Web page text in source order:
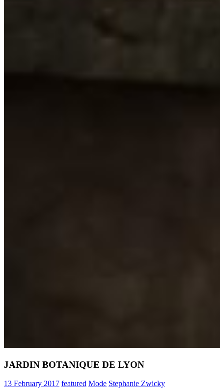
JARDIN BOTANIQUE DE LYON
13 February 2017 featured Mode Stephanie Zwicky